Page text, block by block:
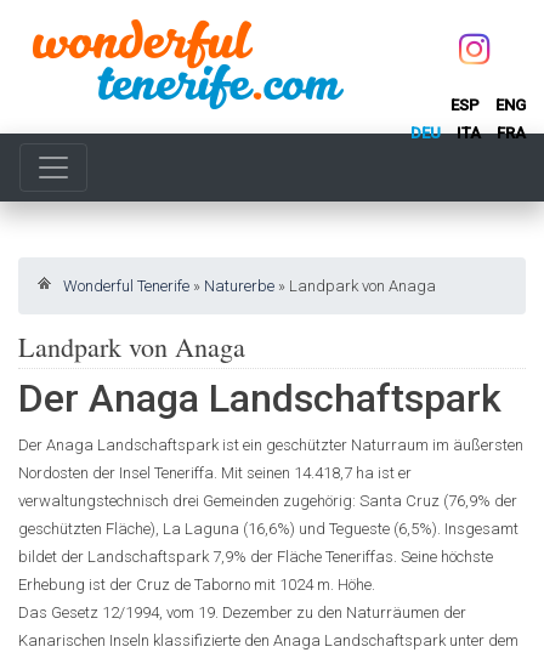
ESP
ENG
DEU
ITA FRA
Wonderful Tenerife » Naturerbe » Landpark von Anaga
Landpark von Anaga
Der Anaga Landschaftspark
Der Anaga Landschaftspark ist ein geschützter Naturraum im äußersten
Nordosten der Insel Teneriffa. Mit seinen 14.418,7 ha ist er
verwaltungstechnisch drei Gemeinden zugehörig: Santa Cruz (76,9% der
geschützten Fläche), La Laguna (16,6%) und Tegueste (6,5%). Insgesamt
bildet der Landschaftspark 7,9% der Fläche Teneriffas. Seine höchste
Erhebung ist der Cruz de Taborno mit 1024 m. Höhe.
Das Gesetz 12/1994, vom 19. Dezember zu den Naturräumen der
Kanarischen Inseln klassifizierte den Anaga Landschaftspark unter dem